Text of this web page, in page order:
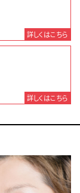
詳しくはこちら
詳しくはこちら